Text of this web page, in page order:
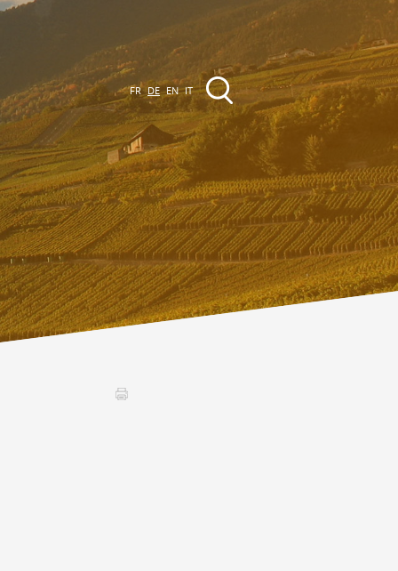
Region
Veranstaltungen
Vinum Montis
Assemblées générales & Statuts
FR DE EN IT